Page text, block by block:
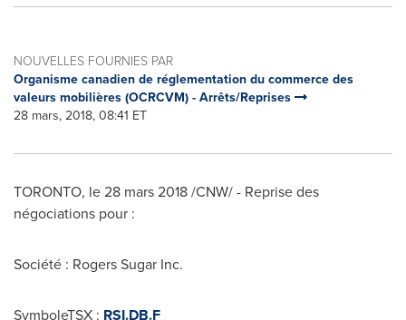
NOUVELLES FOURNIES PAR
Organisme canadien de réglementation du commerce des
valeurs mobilières (OCRCVM) - Arrêts/Reprises
28 mars, 2018, 08:41 ET
TORONTO, le 28 mars 2018 /CNW/ - Reprise des
négociations pour :
Société : Rogers Sugar Inc.
SymboleTSX : RSI.DB.F